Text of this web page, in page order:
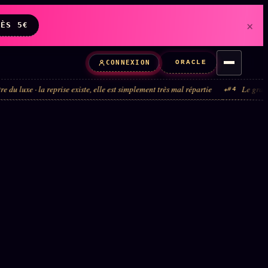
5€ ×
CONNEXION ORACLE
existe, elle est simplement très mal répartie #4 Le grand tour de